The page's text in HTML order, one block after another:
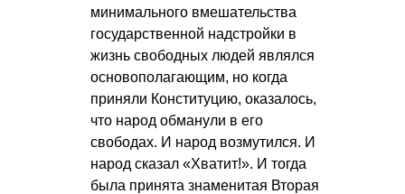
минимального вмешательства
государственной надстройки в
жизнь свободных людей являлся
основополагающим, но когда
приняли Конституцию, оказалось,
что народ обманули в его
свободах. И народ возмутился. И
народ сказал «Хватит!». И тогда
была принята знаменитая Вторая